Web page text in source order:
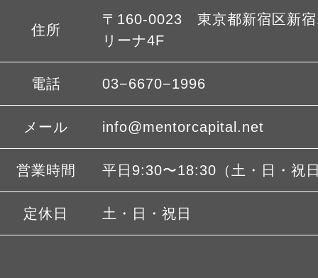
住所
〒160-0023 東京都新宿区新
リーナ4F
電話 03−6670−1996
メール info@mentorcapital.net
営業時間 平日9:30〜18:30（土・日・祝
定休日 土・日・祝日